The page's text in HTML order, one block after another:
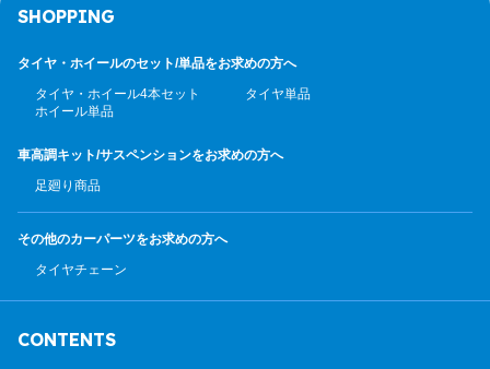
SHOPPING
タイヤ・ホイールのセット/単品をお求めの方へ
タイヤ・ホイール4本セット
タイヤ単品
ホイール単品
車高調キット/サスペンションをお求めの方へ
足廻り商品
その他のカーパーツをお求めの方へ
タイヤチェーン
CONTENTS